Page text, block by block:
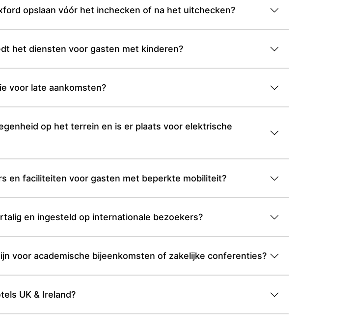
opslaan vóór het inchecken of na het uitchecken?
het diensten voor gasten met kinderen?
voor late aankomsten?
op het terrein en is er plaats voor elektrische
en faciliteiten voor gasten met beperkte mobiliteit?
en ingesteld op internationale bezoekers?
voor academische bijeenkomsten of zakelijke conferenties?
UK & Ireland?